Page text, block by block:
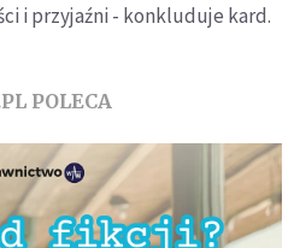
i przyjaźni - konkluduje kard.
POLECA